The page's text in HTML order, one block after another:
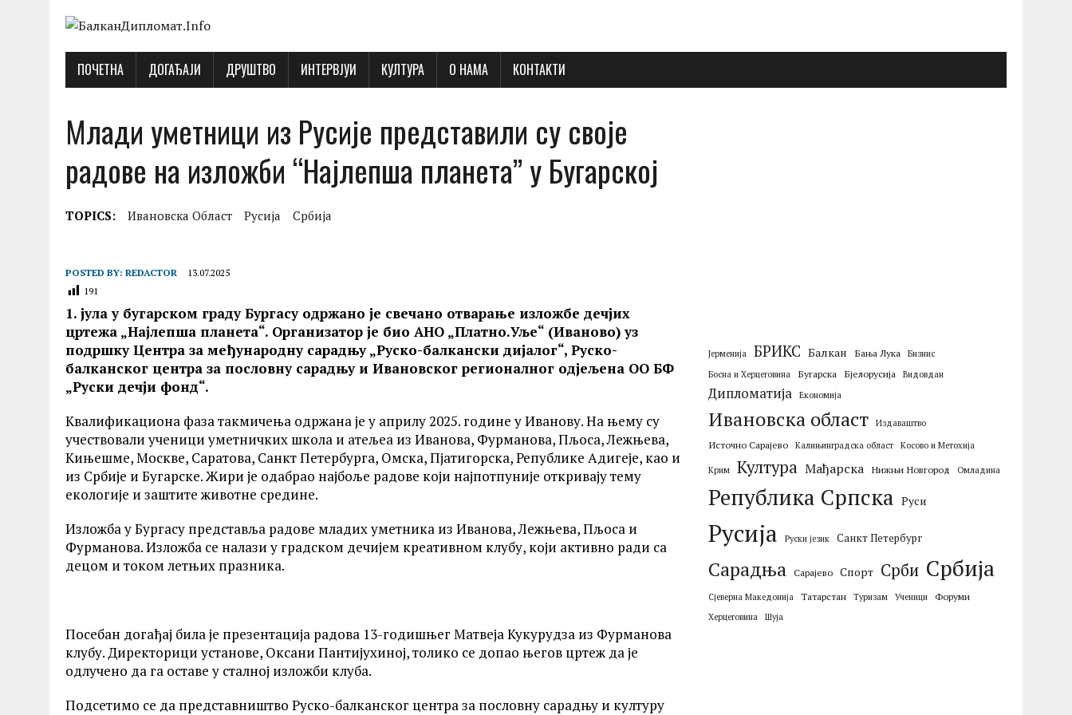
ПОЧЕТНА ДОГАЂАJИ ДРУШТВО ИНТЕРВJУИ КУЛТУРА О НАМА КОНТАКТИ
Млади уметници из Русије представили су своје
радове на изложби “Најлепша планета” у Бугарској
TOPICS: Ивановска Област Русија Србија
POSTED BY: REDACTOR
13.07.2025
191
1. јула у бугарском граду Бургасу одржано је свечано отварање изложбе дечјих
цртежа „Најлепша планета“. Организатор је био АНО „Платно.Уље“ (Иваново) уз
подршку Центра за међународну сарадњу„Руско-балкански дијалог“, Руско-
балканског центра за пословну сарадњу и Ивановског регионалног одјељена ОО БФ
„Руски дечји фонд“.
Квалификациона фаза такмичења одржана је у априлу 2025. године у Иванову. На њему су
учествовали ученици уметничких школа и атељеа из Иванова, Фурманова, Пљоса, Лежњева,
Кињешме, Москве, Саратова, Санкт Петербурга, Омска, Пјатигорска, Републике Адигеје, као и
из Србије и Бугарске. Жири је одабрао најбоље радове који најпотпуније откривају тему
екологије и заштите животне средине.
Изложба у Бургасу представља радове младих уметника из Иванова, Лежњева, Пљоса и
Фурманова. Изложба се налази у градском дечијем креативном клубу, који активно ради са
децом и током летњих празника.
Посебан догађај била је презентација радова 13-годишњег Матвеја Кукурудза из Фурманова
клубу. Директорици установе, Оксани Пантијухиној, толико се допао његов цртеж да је
одлучено да га оставе у сталној изложби клуба.
Подсетимо се да представништво Руско-балканског центра за пословну сарадњу и културу
Јерменија БРИКС Балкан Бања Лука
Бизнис
Босна и Херцеговина
Бугарска Бјелорусија Видовдан
Дипломатија Економија
Ивановска област Издаваштво
Источно Сарајево Калињинградска област Косово и Метохија
Крим Култура Мађарска Нижњи Новгород Омладина
Република Српска Руси
Русија Руски језик Санкт Петербург
Сарадња Сарајево Спорт Срби Србија
Сјеверна Македонија Татарстан Туризам Ученици Форуми
Херцеговина Шуја